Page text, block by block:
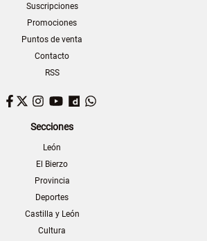
Suscripciones
Promociones
Puntos de venta
Contacto
RSS
Facebook
TwitterInstagram
YouTubeDailymotion
Secciones
León
El Bierzo
Provincia
Deportes
Castilla y León
Cultura